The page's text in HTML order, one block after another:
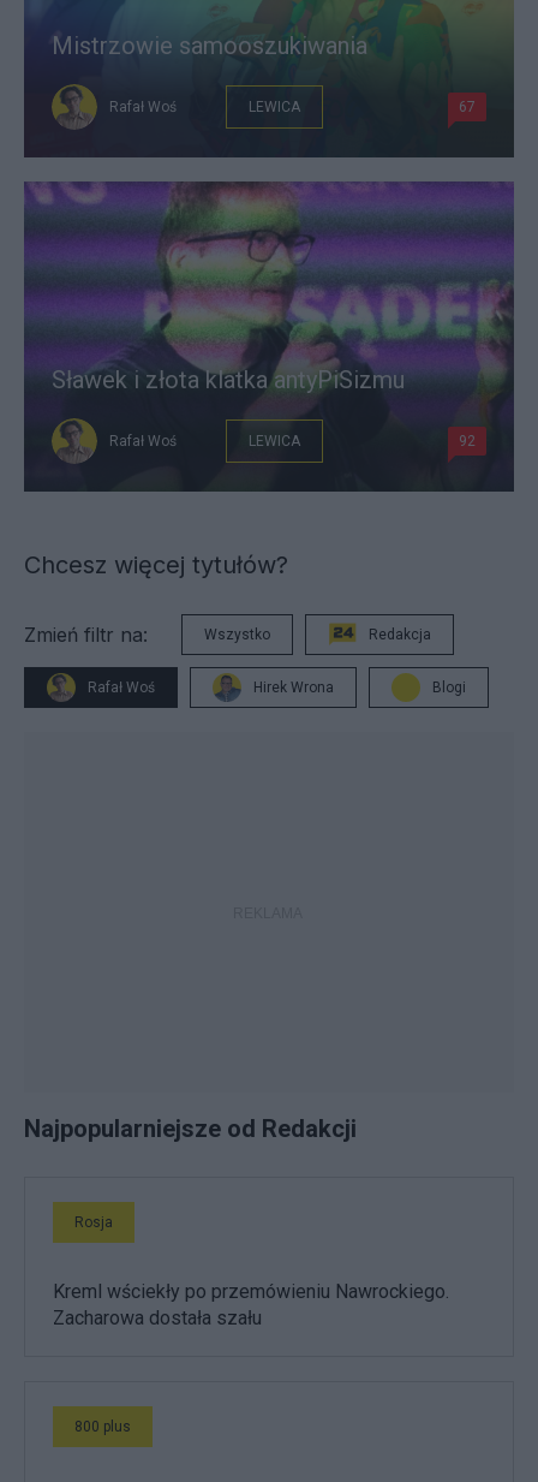
Mistrzowie samooszukiwania
Rafał Woś LEWICA 67
Sławek i złota klatka antyPiSizmu
Rafał Woś LEWICA 92
Chcesz więcej tytułów?
Zmień filtr na: Wszystko Redakcja
Rafał Woś Hirek Wrona Blogi
Najpopularniejsze od Redakcji
Rosja
Kreml wściekły po przemówieniu Nawrockiego.
Zacharowa dostała szału
800 plus